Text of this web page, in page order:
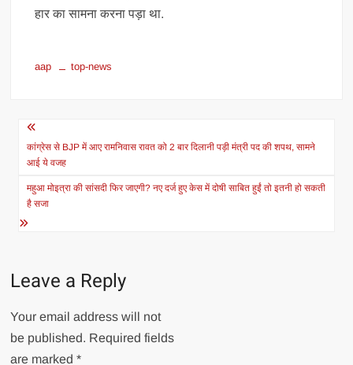
हार का सामना करना पड़ा था.
aap top-news
Post
navigation
कांग्रेस से BJP में आए रामनिवास रावत को 2 बार दिलानी पड़ी मंत्री पद की शपथ, सामने
आई ये वजह
महुआ मोइत्रा की सांसदी फिर जाएगी? नए दर्ज हुए केस में दोषी साबित हुईं तो इतनी हो सकती
है सजा
Leave a Reply
Your email address will not
be published. Required fields
are marked*